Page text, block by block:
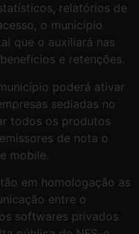
relatórios de
o município
que o auxiliará nas
e retenções.
poderá ativar
sediadas no
todos os produtos
de nota o
mobile.
em homologação as
entre o
softwares privados